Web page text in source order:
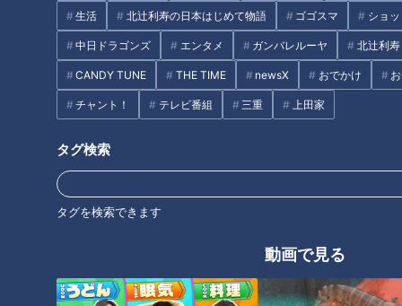
生活 北辻利寿の日本はじめて物語 ゴゴスマ ショ
中日ドラゴンズ エンタメ ガンバレルーヤ 北辻利寿
CANDY TUNE THE TIME newsX おでかけ
チャント！ テレビ番組 三重 上田家
タグ検索
タグを検索できます
動画で見る
※一部抜粋
最後の１週間は、今だから伝えたいレシピ
講師歴45年という長い年月で、宮本先生が提案したレシピ
は4393品。料理修業したフランス仕込みのメニューをご家庭
で再現する方法から、手軽だけどひと工夫でさらに美味しくな
る家庭料理まで、常に料理を作る人のことを考え「簡単・便
利」を追求されてきました。放送最後の1週間も、レシピにひ
と工夫ある「今だからこそ伝えたい献立」です。
●宮本家では親子で作った食育レシピの「シューマイ」、旬の
新玉ねぎでレシピを考案